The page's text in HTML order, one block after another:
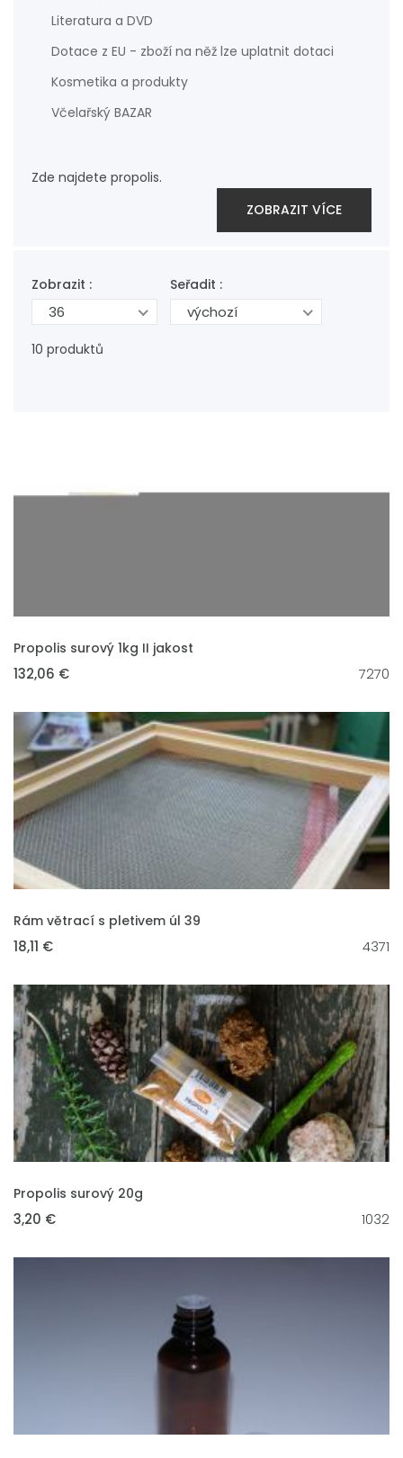
Literatura a DVD
Dotace z EU - zboží na něž lze uplatnit dotaci
Kosmetika a produkty
Včelařský BAZAR
Zde najdete propolis.
ZOBRAZIT VÍCE
Zobrazit :
36
Seřadit :
výchozí
10 produktů
VLOŽIT DO KOŠÍKU
Propolis surový 1kg II jakost
132,06 € 7270
VLOŽIT DO KOŠÍKU
Rám větrací s pletivem úl 39
18,11 € 4371
VLOŽIT DO KOŠÍKU
Propolis surový 20g
3,20 € 1032